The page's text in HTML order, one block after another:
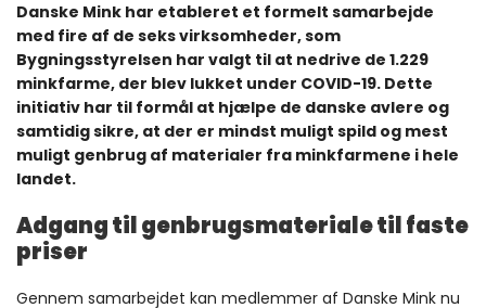
Danske Mink har etableret et formelt samarbejde
med fire af de seks virksomheder, som
Bygningsstyrelsen har valgt til at nedrive de 1.229
minkfarme, der blev lukket under COVID-19. Dette
initiativ har til formål at hjælpe de danske avlere og
samtidig sikre, at der er mindst muligt spild og mest
muligt genbrug af materialer fra minkfarmene i hele
landet.
Adgang til genbrugsmateriale til faste
priser
Gennem samarbejdet kan medlemmer af Danske Mink nu